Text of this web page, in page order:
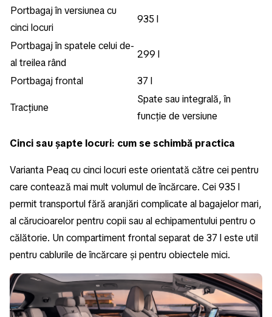
Portbagaj în versiunea cu
cinci locuri
935 l
Portbagaj în spatele celui de-
al treilea rând
299 l
Portbagaj frontal 37 l
Tracțiune
Spate sau integrală, în
funcție de versiune
Cinci sau șapte locuri: cum se schimbă practica
Varianta Peaq cu cinci locuri este orientată către cei pentru
care contează mai mult volumul de încărcare. Cei 935 l
permit transportul fără aranjări complicate al bagajelor mari,
al cărucioarelor pentru copii sau al echipamentului pentru o
călătorie. Un compartiment frontal separat de 37 l este util
pentru cablurile de încărcare și pentru obiectele mici.